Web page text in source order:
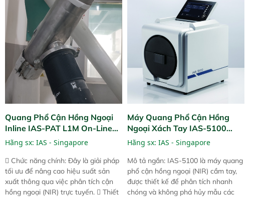
Quang Phổ Cận Hồng Ngoại
Inline IAS-PAT L1M On-Line
NIR
Hãng sx: IAS - Singapore
 Chức năng chính: Đây là giải pháp
tối ưu để nâng cao hiệu suất sản
xuất thông qua việc phân tích cận
hồng ngoại (NIR) trực tuyến.  Thiết
Máy Quang Phổ Cận Hồng
Ngoại Xách Tay IAS-5100
Portable NIR Analyzer
Hãng sx: IAS - Singapore
Mô tả ngắn: IAS-5100 là máy quang
phổ cận hồng ngoại (NIR) cầm tay,
được thiết kế để phân tích nhanh
chóng và không phá hủy mẫu các